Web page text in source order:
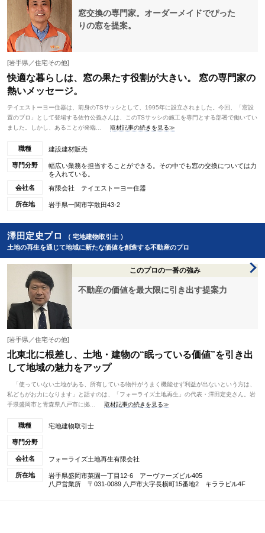
窓交換の専門家。オーダーメイドでぴった
りの窓を提案。
[岩手県／住宅その他]
快適な暮らしは、窓の果たす役割が大きい。 窓の専門家の
熱いメッセージ。
テイエストーヨー住器は、前身のTSサッシとして、1995年に設立されました。今回、「窓設
置のプロ」として登場する佐竹公義さんは、このTSサッシの施工を専門とする部署で働いてい
ました。しかし、あることが発端...
取材記事の続きを見る≫
職種 建設建材販売
専門分野
幅広い業務を担当することができる。その中でも窓の交換については力
を入れている。
会社名
有限会社 テイエストーヨー住器
所在地 岩手県一関市字散田43-2
澤田定史プロ
（ 宅地建物取引士 ）
土地の再生を通じて地域に新たな価値を創造する不動産のプロ
このプロの一番の強み
不動産の価値を最大限に引き出す提案力
[岩手県／住宅その他]
北東北に根差し、土地・建物の“眠っている価値”を引き出
して地域の魅力をアップ
「使っていない土地がある、所有している物件がうまく機能せず利益が出ないという方は、
私どもがお力になります」と話すのは、「フォーライズ土地再生」の代表・澤田定史さん。岩
手県盛岡市と青森県八戸市に拠...
取材記事の続きを見る≫
職種 宅地建物取引士
専門分野
会社名 フォーライズ土地再生有限会社
所在地
岩手県盛岡市菜園一丁目12-6 アーヴァーズビル405
八戸営業所 〒031-0089 八戸市大字長横町15番地2 キララビル4F